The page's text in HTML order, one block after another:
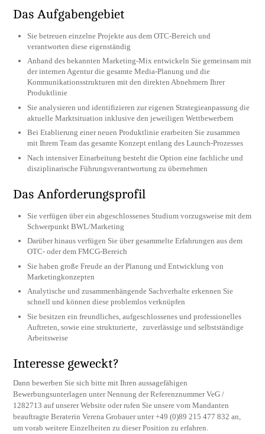
Das Aufgabengebiet
Sie betreuen einzelne Projekte aus dem OTC-Bereich und
verantworten diese eigenständig
Anhand des bekannten Marketing-Mix entwickeln Sie gemeinsam mit
der internen Agentur die gesamte Media-Planung und die
Kommunikationsstrukturen mit den direkten Abnehmern Ihrer
Produktlinie
Sie analysieren und identifizieren zur eigenen Strategieanpassung die
aktuelle Marktsituation inklusive den jeweiligen Wettbewerbern
Bei Etablierung einer neuen Produktlinie erarbeiten Sie zusammen
mit Ihrem Team das gesamte Konzept entlang des Launch-Prozesses
Nach intensiver Einarbeitung besteht die Option eine fachliche und
disziplinarische Führungsverantwortung zu übernehmen
Das Anforderungsprofil
Sie verfügen über ein abgeschlossenes Studium vorzugsweise mit dem
Schwerpunkt BWL/Marketing
Darüber hinaus verfügen Sie über gesammelte Erfahrungen aus dem
OTC- oder dem FMCG-Bereich
Sie haben große Freude an der Planung und Entwicklung von
Marketingkonzepten
Analytische und zusammenhängende Sachverhalte erkennen Sie
schnell und können diese problemlos verknüpfen
Sie besitzen ein freundliches, aufgeschlossenes und professionelles
Auftreten, sowie eine strukturierte, zuverlässige und selbstständige
Arbeitsweise
Interesse geweckt?
Dann bewerben Sie sich bitte mit Ihren aussagefähigen
Bewerbungsunterlagen unter Nennung der Referenznummer VeG /
1282713 auf unserer Website oder rufen Sie unsere vom Mandanten
beauftragte Beraterin Verena Grobauer unter +49 (0)89 215 477 832 an,
um vorab weitere Einzelheiten zu dieser Position zu erfahren.